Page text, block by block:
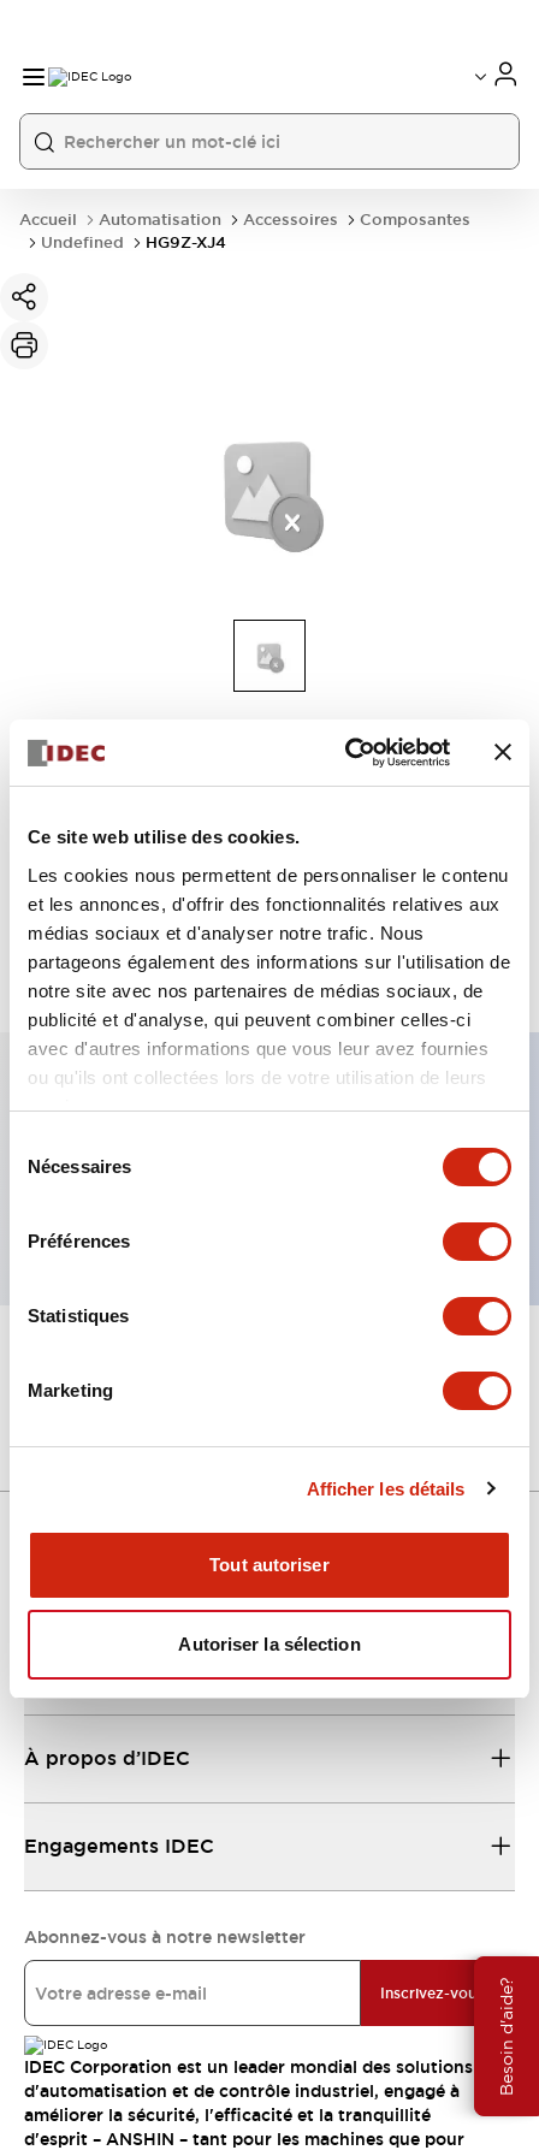
Ce site web utilise des cookies.
Les cookies nous permettent de personnaliser le contenu
et les annonces, d'offrir des fonctionnalités relatives aux
médias sociaux et d'analyser notre trafic. Nous
partageons également des informations sur l'utilisation de
notre site avec nos partenaires de médias sociaux, de
publicité et d'analyse, qui peuvent combiner celles-ci
avec d'autres informations que vous leur avez fournies
ou qu'ils ont collectées lors de votre utilisation de leurs
services.
Nécessaires
Préférences
Statistiques
Marketing
Afficher les détails
Tout autoriser
Autoriser la sélection
Besoin d'aide?
Accueil Automatisation Accessoires
Composantes
Undefined
HG9Z-XJ4
HG9Z-XJ4
support
Sélectionner la quantité
Ajouter au devis
Caractéristiques clés
Serre-module d'extension, pour largeur totale de
+
Ressources et documents
À propos d’IDEC
Engagements IDEC
Abonnez-vous à notre newsletter
Inscrivez-vous
IDEC Corporation est un leader mondial des solutions
d'automatisation et de contrôle industriel, engagé à
améliorer la sécurité, l'efficacité et la tranquillité
d'esprit – ANSHIN – tant pour les machines que pour